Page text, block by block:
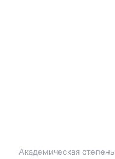
Академическая степень